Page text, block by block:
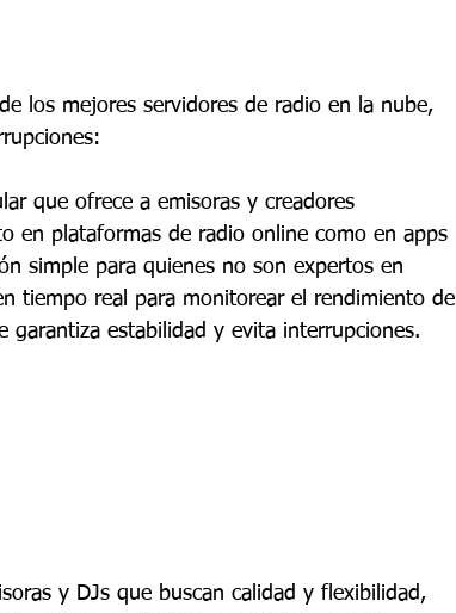
los mejores servidores de radio en la nube,
que ofrece a emisoras y creadores
en plataformas de radio online como en apps
simple para quienes no son expertos en
tiempo real para monitorear el rendimiento de
garantiza estabilidad y evita interrupciones.
y DJs que buscan calidad y flexibilidad,